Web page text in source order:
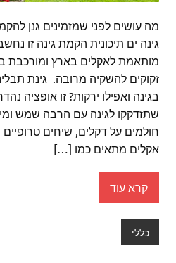
מה עושים לפני שמזמינים גנן
גינה ים תיכונית הקמת גינה זו
מותאמת לאקלים בארץ ומורכבת
זקוקים להשקיה מרובה. גינת
בגינה ואפילו ירקות? זו אופציה
שתזדקקו לגינה עם הרבה שמש
חולמים על דקלים, שיחים
אקלים מתאים כמו […]
קרא עוד
כללי